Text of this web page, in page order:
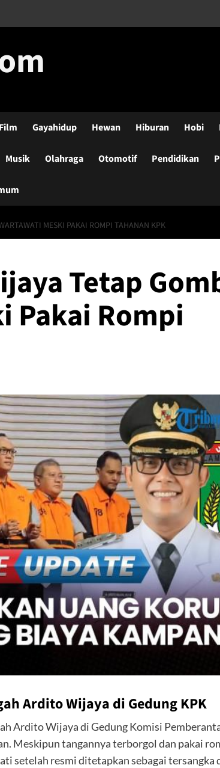
Film Gayahidup Hewan Hiburan Hobi
Musik Olahraga Otomotif Pendidikan
MESKI PAKAI ROMPI TAHANAN KPK
Tetap
Pakai Rompi
Ardito Wijaya di Gedung KPK
Ardito Wijaya di Gedung Komisi
Meskipun tangannya terborgol dan pakai
setelah resmi ditetapkan sebagai tersangka